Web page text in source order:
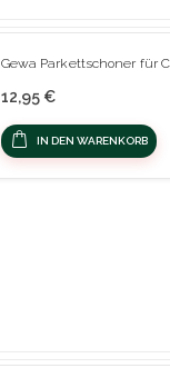
Gewa Parkettschoner für
12,95 €
IN DEN WARENKORB